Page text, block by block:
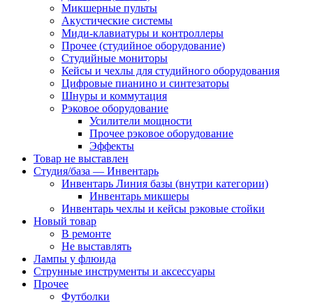
Микшерные пульты
Акустические системы
Миди-клавиатуры и контроллеры
Прочее (студийное оборудование)
Студийные мониторы
Кейсы и чехлы для студийного оборудования
Цифровые пианино и синтезаторы
Шнуры и коммутация
Рэковое оборудование
Усилители мощности
Прочее рэковое оборудование
Эффекты
Товар не выставлен
Студия/база — Инвентарь
Инвентарь Линия базы (внутри категории)
Инвентарь микшеры
Инвентарь чехлы и кейсы рэковые стойки
Новый товар
В ремонтe
Не выставлять
Лампы у флюида
Струнные инструменты и аксессуары
Прочее
Футболки